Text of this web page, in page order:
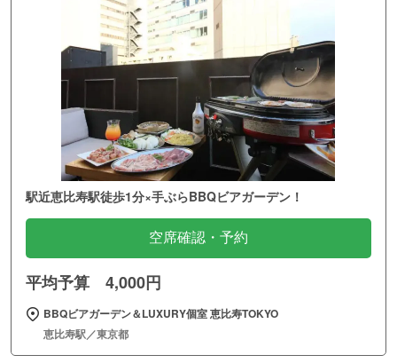
駅近恵比寿駅徒歩1分×手ぶらBBQビアガーデン！
空席確認・予約
平均予算 4,000円
BBQビアガーデン＆LUXURY個室 恵比寿TOKYO
恵比寿駅／東京都